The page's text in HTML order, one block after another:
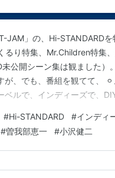
JAM」の、Hi-STANDARD
るり特集、Mr.Children特集
未公開シーン集は観ました
が、でも、番組を観てて、
ベルで、インディーズで、
うかもしれませんが、サニー
#Hi-STANDARD #インディ
#曽我部恵一 #小沢健二